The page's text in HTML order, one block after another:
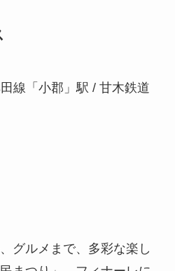
線「小郡」駅 / 甘木鉄道
グルメまで、多彩な楽し